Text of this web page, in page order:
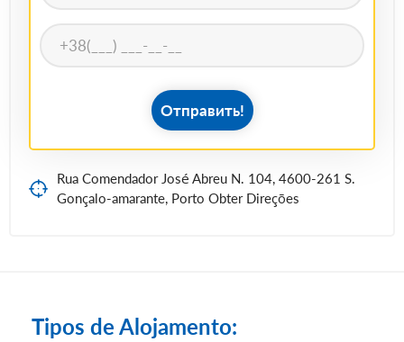
Отправить!
Rua Comendador José Abreu N. 104, 4600-261 S.
Gonçalo-amarante, Porto Obter Direções
Tipos de Alojamento: